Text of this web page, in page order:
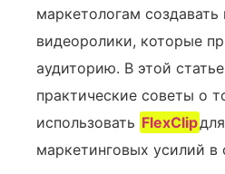
маркетологам
видеоролики, которые
аудиторию. В этой
практические советы о
использовать FlexClip
маркетинговых усилий в